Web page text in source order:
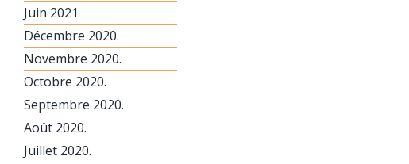
Juin 2021
Décembre 2020.
Novembre 2020.
Octobre 2020.
Septembre 2020.
Août 2020.
Juillet 2020.